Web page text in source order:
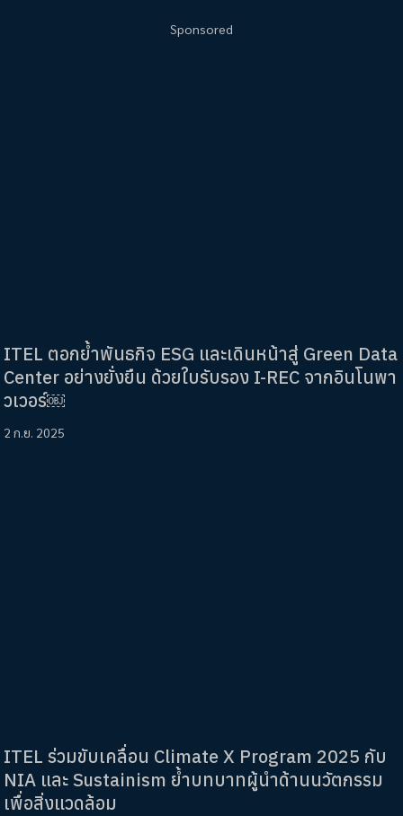
Sponsored
ITEL ตอกย้ำพันธกิจ ESG และเดินหน้าสู่ Green Data
Center อย่างยั่งยืน ด้วยใบรับรอง I-REC จากอินโนพา
วเวอร์￼
2 ก.ย. 2025
ITEL ร่วมขับเคลื่อน Climate X Program 2025 กับ
NIA และ Sustainism ย้ำบทบาทผู้นำด้านนวัตกรรม
เพื่อสิ่งแวดล้อม